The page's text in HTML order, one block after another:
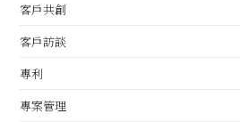
客戶共創
客戶訪談
專利
專案管理